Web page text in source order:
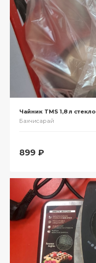
Чайник TMS 1,8 л стекло
Бахчисарай
899 ₽